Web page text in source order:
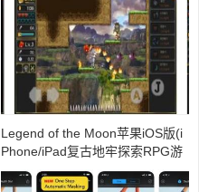
Legend of the Moon苹果iOS版(i
Phone/iPad复古地牢探索RPG游
戏)